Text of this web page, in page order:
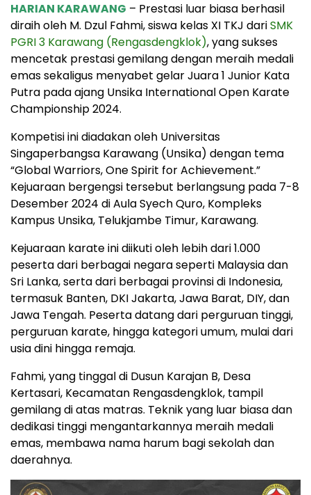
HARIAN KARAWANG – Prestasi luar biasa berhasil
diraih oleh M. Dzul Fahmi, siswa kelas XI TKJ dariSMK
PGRI 3 Karawang (Rengasdengklok), yang sukses
mencetak prestasi gemilang dengan meraih medali
emas sekaligus menyabet gelar Juara 1 Junior Kata
Putra pada ajang Unsika International Open Karate
Championship 2024.
Kompetisi ini diadakan oleh Universitas
Singaperbangsa Karawang (Unsika) dengan tema
“Global Warriors, One Spirit for Achievement.”
Kejuaraan bergengsi tersebut berlangsung pada 7-8
Desember 2024 di Aula Syech Quro, Kompleks
Kampus Unsika, Telukjambe Timur, Karawang.
Kejuaraan karate ini diikuti oleh lebih dari 1.000
peserta dari berbagai negara seperti Malaysia dan
Sri Lanka, serta dari berbagai provinsi di Indonesia,
termasuk Banten, DKI Jakarta, Jawa Barat, DIY, dan
Jawa Tengah. Peserta datang dari perguruan tinggi,
perguruan karate, hingga kategori umum, mulai dari
usia dini hingga remaja.
Fahmi, yang tinggal di Dusun Karajan B, Desa
Kertasari, Kecamatan Rengasdengklok, tampil
gemilang di atas matras. Teknik yang luar biasa dan
dedikasi tinggi mengantarkannya meraih medali
emas, membawa nama harum bagi sekolah dan
daerahnya.